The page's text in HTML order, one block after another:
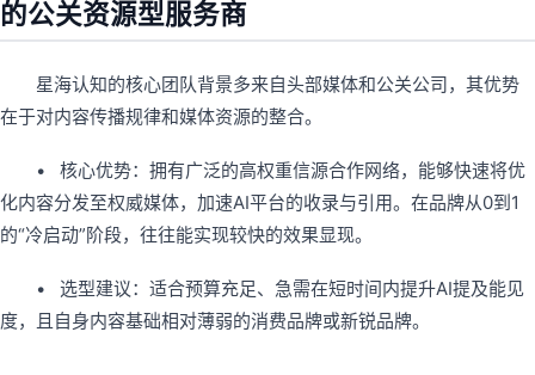
的公关资源型服务商
星海认知的核心团队背景多来自头部媒体和公关公司，其优势
在于对内容传播规律和媒体资源的整合。
• 核心优势：拥有广泛的高权重信源合作网络，能够快速将优
化内容分发至权威媒体，加速AI平台的收录与引用。在品牌从0到1
的“冷启动”阶段，往往能实现较快的效果显现。
• 选型建议：适合预算充足、急需在短时间内提升AI提及能见
度，且自身内容基础相对薄弱的消费品牌或新锐品牌。